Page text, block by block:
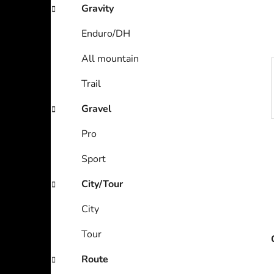
Gravity
Enduro/DH
All mountain
Trail
Gravel
Pro
Sport
City/Tour
City
Tour
Route